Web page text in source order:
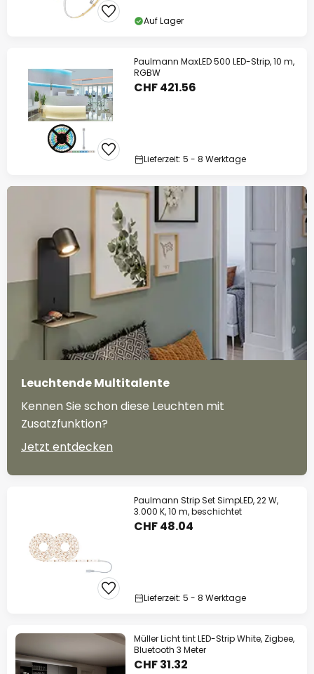
Auf Lager
Paulmann MaxLED 500 LED-Strip, 10 m,
RGBW
CHF 421.56
Lieferzeit: 5 - 8 Werktage
Leuchtende Multitalente
Kennen Sie schon diese Leuchten mit
Zusatzfunktion?
Jetzt entdecken
Paulmann Strip Set SimpLED, 22 W,
3.000 K, 10 m, beschichtet
CHF 48.04
Lieferzeit: 5 - 8 Werktage
Müller Licht tint LED-Strip White, Zigbee,
Bluetooth 3 Meter
CHF 31.32